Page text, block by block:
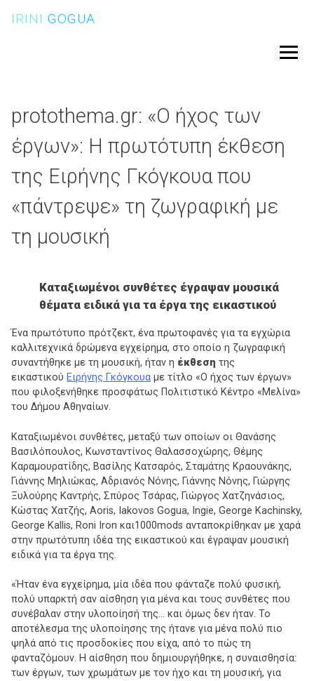
to
IRINI GOGUA
protothema.gr: «Ο ήχος των
έργων»: Η πρωτότυπη έκθεση
της Ειρήνης Γκόγκουα που
«πάντρεψε» τη ζωγραφική με
τη μουσική
Καταξιωμένοι συνθέτες έγραψαν μουσικά
θέματα ειδικά για τα έργα της εικαστικού
Ένα πρωτότυπο πρότζεκτ, ένα πρωτοφανές για τα εγχώρια
καλλιτεχνικά δρώμενα εγχείρημα, στο οποίο η ζωγραφική
συναντήθηκε με τη μουσική, ήταν η έκθεση της
εικαστικού Ειρήνης Γκόγκουα με τίτλο «Ο ήχος των έργων»
που φιλοξενήθηκε προσφάτως Πολιτιστικό Κέντρο «Μελίνα»
του Δήμου Αθηναίων.
Καταξιωμένοι συνθέτες, μεταξύ των οποίων οι Θανάσης
Βασιλόπουλος, Κωνσταντίνος Θαλασσοχώρης, Θέμης
Καραμουρατίδης, Βασίλης Κατσαρός, Σταμάτης Κραουνάκης,
Γιάννης Μηλιώκας, Αδριανός Νόνης, Γιάννης Νόνης, Γιώργης
Ξυλούρης Καντρής, Σπύρος Τσάρας, Γιώργος Χατζηνάσιος,
Κώστας Χατζής, Aoris, Iakovos Gogua, Ingie, George Kachinsky,
George Kallis, Roni Iron και1000mods ανταποκρίθηκαν με χαρά
στην πρωτότυπη ιδέα της εικαστικού και έγραψαν μουσική
ειδικά για τα έργα της.
«Ήταν ένα εγχείρημα, μία ιδέα που φάνταζε πολύ φυσική,
πολύ υπαρκτή σαν αίσθηση για μένα και τους συνθέτες που
συνέβαλαν στην υλοποίησή της… και όμως δεν ήταν. Το
αποτέλεσμα της υλοποίησης της ήτανε για μένα πολύ πιο
ψηλά από τις προσδοκίες που είχα, από το πώς τη
φανταζόμουν. Η αίσθηση που δημιουργήθηκε, η συναισθησία:
των έργων, των χρωμάτων με τον ήχο και τη μουσική, για